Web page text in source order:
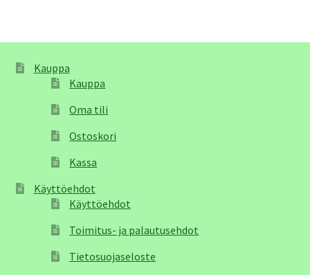
Kauppa
Kauppa
Oma tili
Ostoskori
Kassa
Käyttöehdot
Käyttöehdot
Toimitus- ja palautusehdot
Tietosuojaseloste